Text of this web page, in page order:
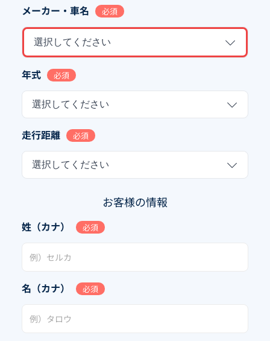
メーカー・車名 必須
選択してください
年式 必須
選択してください
走行距離 必須
選択してください
お客様の情報
姓（カナ） 必須
名（カナ） 必須